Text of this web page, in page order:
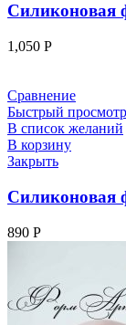
1,050 Р
Сравнение
Быстрый просмотр
В список желаний
В корзину
Закрыть
890 Р